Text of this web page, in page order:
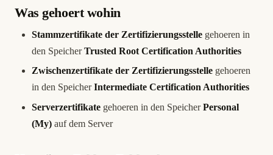
Was gehoert wohin
Stammzertifikate der Zertifizierungsstelle gehoeren in
den SpeicherTrusted Root Certification Authorities
Zwischenzertifikate der Zertifizierungsstelle gehoeren
in den SpeicherIntermediate Certification Authorities
Serverzertifikate gehoeren in den SpeicherPersonal
(My) auf dem Server